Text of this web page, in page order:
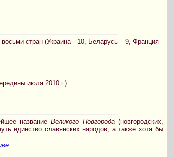
стран (Украина - 10, Беларусь – 9, Франция -
июля 2010 г.)
названиеВеликого Новгорода(новгородских,
единство славянских народов, а также хотя бы